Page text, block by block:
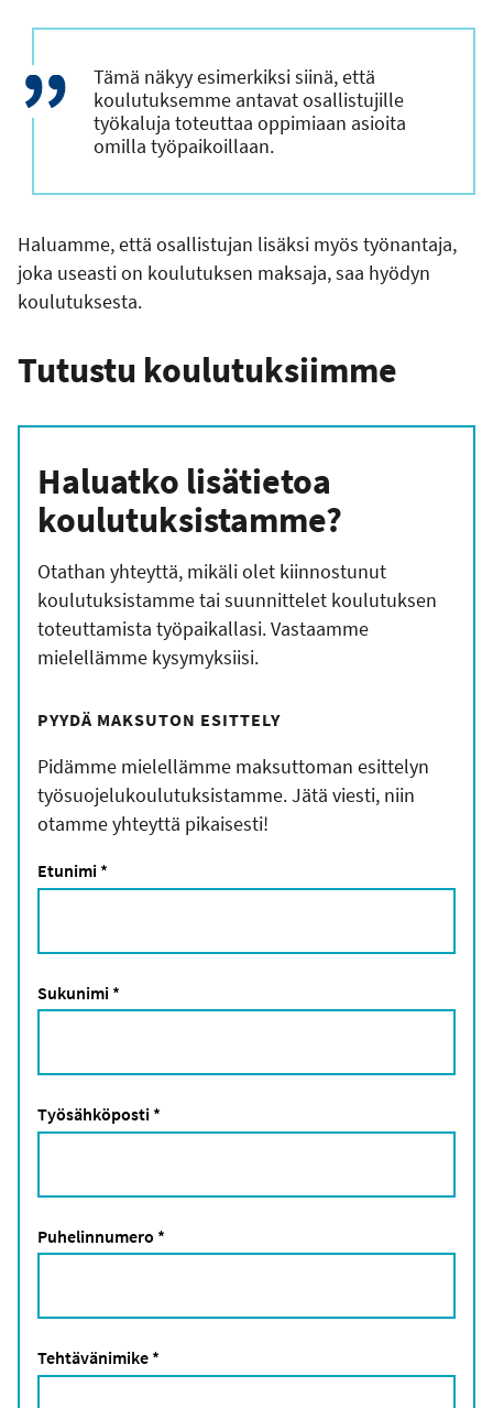
Tämä näkyy esimerkiksi siinä, että
koulutuksemme antavat osallistujille
työkaluja toteuttaa oppimiaan asioita
omilla työpaikoillaan.
Haluamme, että osallistujan lisäksi myös työnantaja,
joka useasti on koulutuksen maksaja, saa hyödyn
koulutuksesta.
Tutustu koulutuksiimme
Haluatko lisätietoa
koulutuksistamme?
Otathan yhteyttä, mikäli olet kiinnostunut
koulutuksistamme tai suunnittelet koulutuksen
toteuttamista työpaikallasi. Vastaamme
mielellämme kysymyksiisi.
PYYDÄ MAKSUTON ESITTELY
Pidämme mielellämme maksuttoman esittelyn
työsuojelukoulutuksistamme. Jätä viesti, niin
otamme yhteyttä pikaisesti!
Etunimi *
Sukunimi *
Työsähköposti *
Puhelinnumero *
Tehtävänimike *